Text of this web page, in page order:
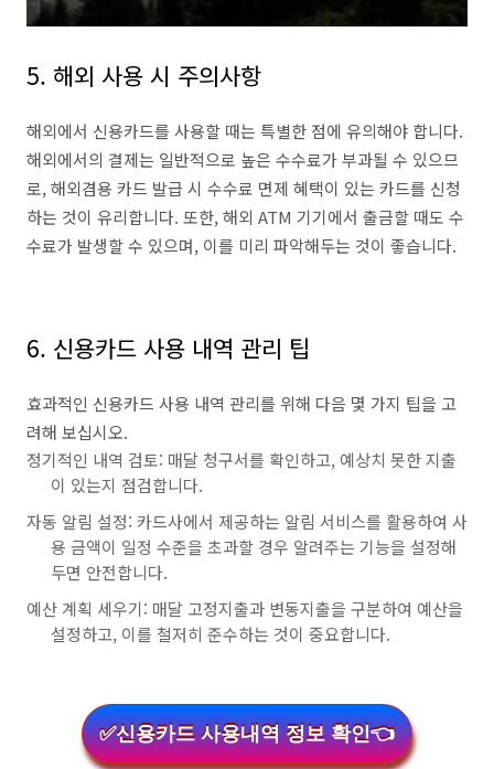
5. 해외 사용 시 주의사항
해외에서 신용카드를 사용할 때는 특별한 점에 유의해야 합니다.
해외에서의 결제는 일반적으로 높은 수수료가 부과될 수 있으므
로, 해외겸용 카드 발급 시 수수료 면제 혜택이 있는 카드를 신청
하는 것이 유리합니다. 또한, 해외 ATM 기기에서 출금할 때도 수
수료가 발생할 수 있으며, 이를 미리 파악해두는 것이 좋습니다.
6. 신용카드 사용 내역 관리 팁
효과적인 신용카드 사용 내역 관리를 위해 다음 몇 가지 팁을 고
려해 보십시오.
정기적인 내역 검토: 매달 청구서를 확인하고, 예상치 못한 지출
이 있는지 점검합니다.
자동 알림 설정: 카드사에서 제공하는 알림 서비스를 활용하여 사
용 금액이 일정 수준을 초과할 경우 알려주는 기능을 설정해
두면 안전합니다.
예산 계획 세우기: 매달 고정지출과 변동지출을 구분하여 예산을
설정하고, 이를 철저히 준수하는 것이 중요합니다.
✅신용카드 사용내역 정보 확인👈